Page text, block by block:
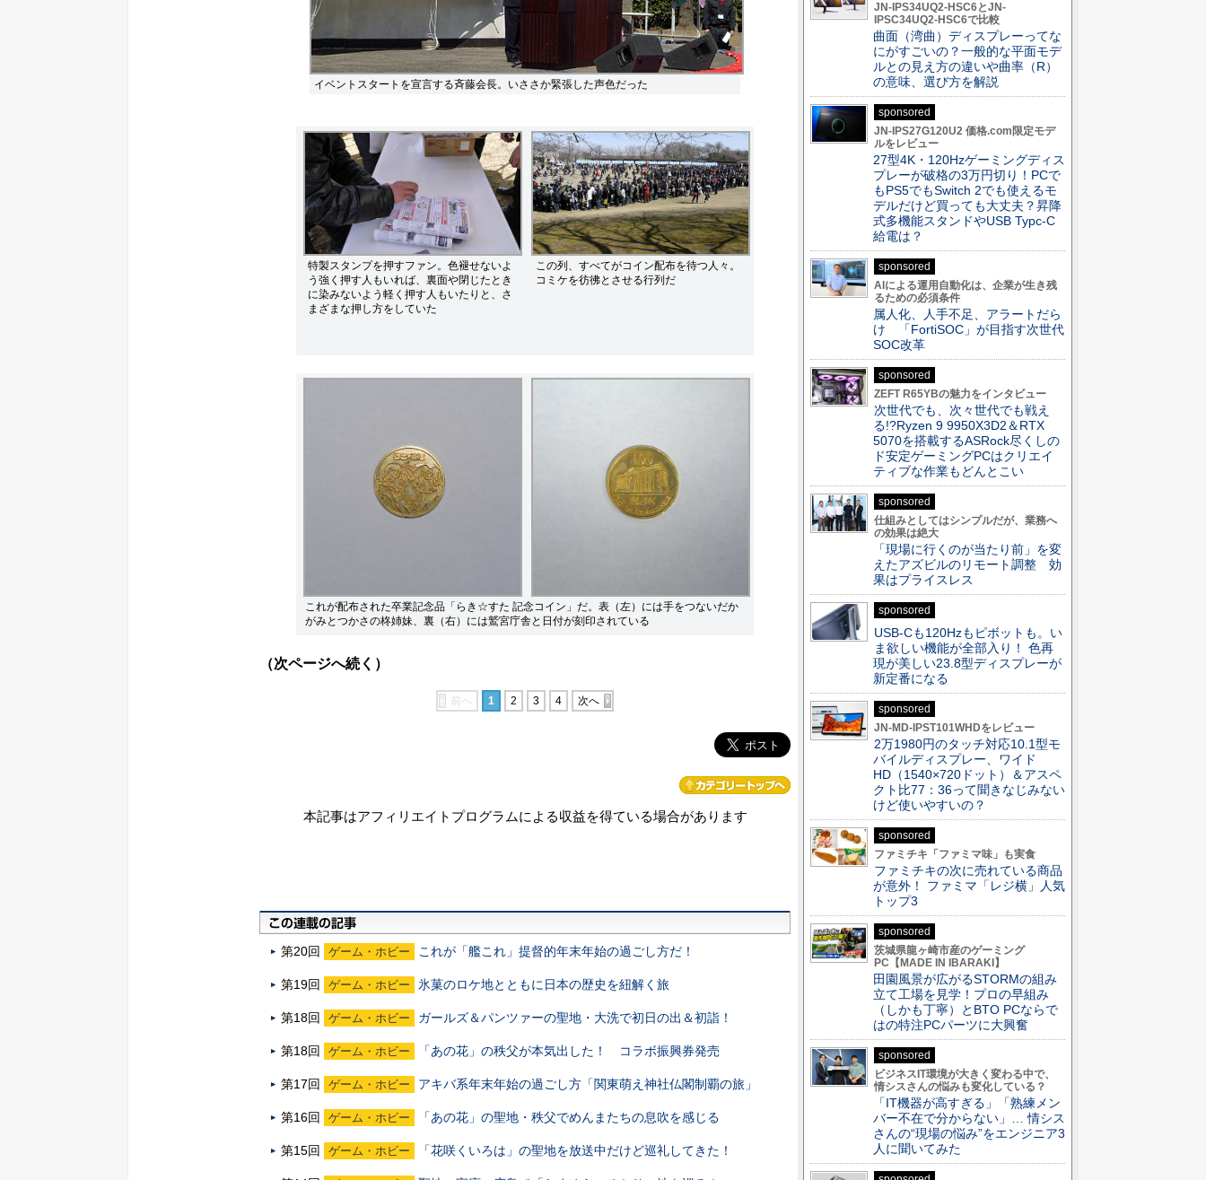
イベントスタートを宣言する斉藤会長。いささか緊張した声色だった
特製スタンプを押すファン。色褪せないよ
う強く押す人もいれば、裏面や閉じたとき
に染みないよう軽く押す人もいたりと、さ
まざまな押し方をしていた
この列、すべてがコイン配布を待つ人々。
コミケを彷彿とさせる行列だ
これが配布された卒業記念品「らき☆すた 記念コイン」だ。表（左）には手をつないだか
がみとつかさの柊姉妹、裏（右）には鷲宮庁舎と日付が刻印されている
（次ページへ続く）
前へ 1 2 3 4 次へ
本記事はアフィリエイトプログラムによる収益を得ている場合があります
第20回 ゲーム・ホビー これが「艦これ」提督的年末年始の過ごし方だ！
第19回 ゲーム・ホビー 氷菓のロケ地とともに日本の歴史を紐解く旅
第18回 ゲーム・ホビー ガールズ＆パンツァーの聖地・大洗で初日の出＆初詣！
第18回 ゲーム・ホビー 「あの花」の秩父が本気出した！ コラボ振興券発売
第17回 ゲーム・ホビー アキバ系年末年始の過ごし方「関東萌え神社仏閣制覇の旅」
第16回 ゲーム・ホビー 「あの花」の聖地・秩父でめんまたちの息吹を感じる
第15回 ゲーム・ホビー 「花咲くいろは」の聖地を放送中だけど巡礼してきた！
JN-IPS34UQ2-HSC6とJN-
IPSC34UQ2-HSC6で比較
曲面（湾曲）ディスプレーってな
にがすごいの？一般的な平面モデ
ルとの見え方の違いや曲率（R）
の意味、選び方を解説
sponsored
JN-IPS27G120U2 価格.com限定モデ
ルをレビュー
27型4K・120Hzゲーミングディス
プレーが破格の3万円切り！PCで
もPS5でもSwitch 2でも使えるモ
デルだけど買っても大丈夫？昇降
式多機能スタンドやUSB Typc-C
給電は？
sponsored
AIによる運用自動化は、企業が生き残
るための必須条件
属人化、人手不足、アラートだら
け 「FortiSOC」が目指す次世代
SOC改革
sponsored
ZEFT R65YBの魅力をインタビュー
次世代でも、次々世代でも戦え
る!?Ryzen 9 9950X3D2＆RTX
5070を搭載するASRock尽くしの
ド安定ゲーミングPCはクリエイ
ティブな作業もどんとこい
sponsored
仕組みとしてはシンプルだが、業務へ
の効果は絶大
「現場に行くのが当たり前」を変
えたアズビルのリモート調整 効
果はプライスレス
sponsored
USB-Cも120Hzもピボットも。い
ま欲しい機能が全部入り！ 色再
現が美しい23.8型ディスプレーが
新定番になる
sponsored
JN-MD-IPST101WHDをレビュー
2万1980円のタッチ対応10.1型モ
バイルディスプレー、ワイド
HD（1540×720ドット）＆アスペ
クト比77：36って聞きなじみない
けど使いやすいの？
sponsored
ファミチキ「ファミマ味」も実食
ファミチキの次に売れている商品
が意外！ ファミマ「レジ横」人気
トップ3
sponsored
茨城県龍ヶ崎市産のゲーミング
PC【MADE IN IBARAKI】
田園風景が広がるSTORMの組み
立て工場を見学！プロの早組み
（しかも丁寧）とBTO PCならで
はの特注PCパーツに大興奮
sponsored
ビジネスIT環境が大きく変わる中で、
情シスさんの悩みも変化している？
「IT機器が高すぎる」「熟練メン
バー不在で分からない」… 情シス
さんの“現場の悩み”をエンジニア3
人に聞いてみた